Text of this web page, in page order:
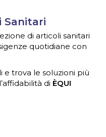
Sanitari
di articoli sanitari
quotidiane con
e trova le soluzioni più
di ÈQUI